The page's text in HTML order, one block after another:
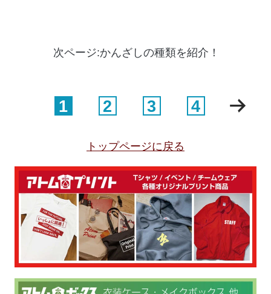
次ページ:かんざしの種類を紹介！
1 2 3 4
トップページに戻る